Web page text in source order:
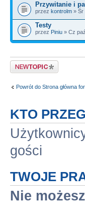
Przywitanie i
przez kontrolm » Śr
Testy
przez Piniu » Cz
Napisz wątek
Powrót do Strona główna
KTO
gości
TWOJE
Nie możesz